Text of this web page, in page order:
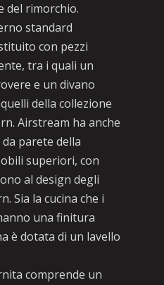
del rimorchio.
standard
con pezzi
tra i quali un
e un divano
della collezione
Airstream ha anche
parete della
superiori, con
al design degli
Sia la cucina che i
una finitura
è dotata di un lavello
comprende un